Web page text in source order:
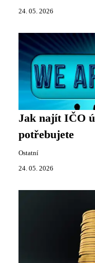
24. 05. 2026
Jak najít IČO
potřebujete
Ostatní
24. 05. 2026